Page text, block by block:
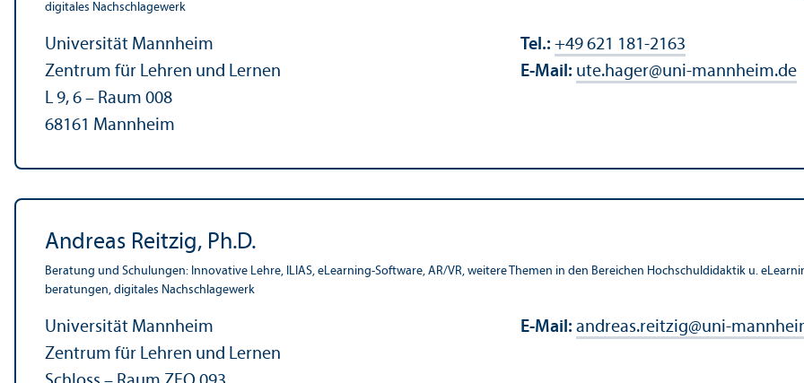
digitales Nachschlagewerk
Universität Mannheim
Zentrum für Lehren und Lernen
L 9, 6 – Raum 008
68161 Mannheim
Tel.: +49 621 181-2163
E-Mail: ute.hager@uni-mannheim.de
Andreas Reitzig, Ph.D.
Beratung und Schulungen: Innovative Lehre, ILIAS, eLearning-Software, AR/VR, weitere Themen in den Bereichen Hochschul­didaktik u.
beratungen, digitales Nachschlagewerk
Universität Mannheim
Zentrum für Lehren und Lernen
E-Mail: andreas.reitzig@uni-